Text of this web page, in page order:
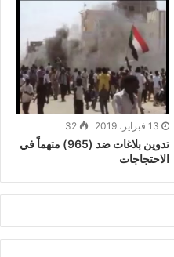
13 فبراير، 2019 32
تدوين بلاغات ضد (965) متهماً في
الاحتجاجات